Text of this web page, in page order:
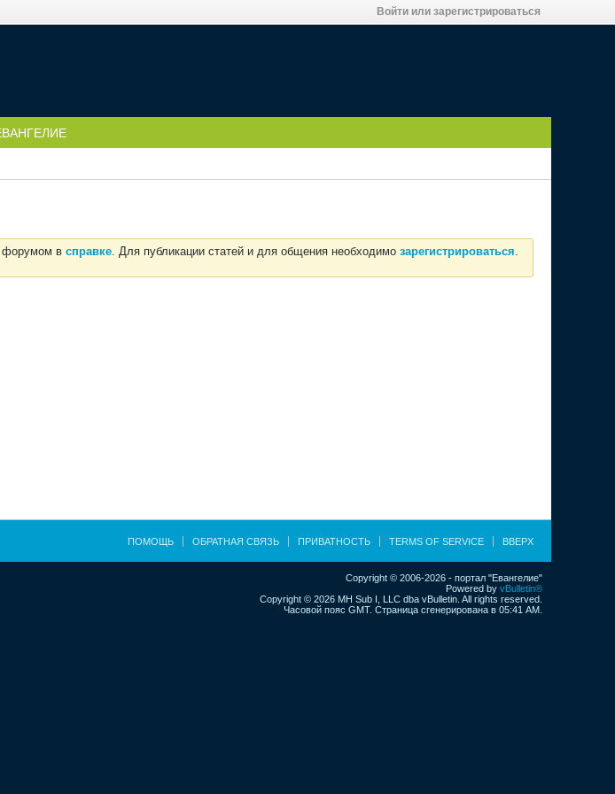
Войти или зарегистрироваться
форумом в справке. Для публикации статей и для общения необходимо зарегистрироваться.
ПОМОЩЬ ОБРАТНАЯ СВЯЗЬ ПРИВАТНОСТЬ TERMS OF SERVICE ВВЕРХ
Copyright © 2006-2026 - портал "Евангелие"
Powered by vBulletin®
Copyright © 2026 MH Sub I, LLC dba vBulletin. All rights reserved.
Часовой пояс GMT. Страница сгенерирована в 05:41 AM.